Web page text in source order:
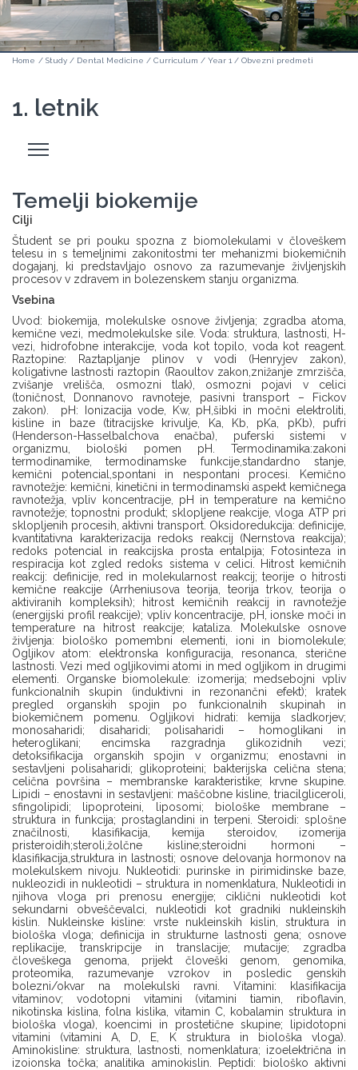
Home / Study / Dental Medicine / Curriculum / Year 1 / Obvezni predmeti
1. letnik
Odpri
stranski
Temelji biokemije
Cilji
Študent se pri pouku spozna z biomolekulami v človeškem
telesu in s temeljnimi zakonitostmi ter mehanizmi biokemičnih
dogajanj, ki predstavljajo osnovo za razumevanje življenjskih
procesov v zdravem in bolezenskem stanju organizma.
Vsebina
Uvod: biokemija, molekulske osnove življenja; zgradba atoma,
kemične vezi, medmolekulske sile. Voda: struktura, lastnosti, H-
vezi, hidrofobne interakcije, voda kot topilo, voda kot reagent.
Raztopine: Raztapljanje plinov v vodi (Henryjev zakon),
koligativne lastnosti raztopin (Raoultov zakon,znižanje zmrzišča,
zvišanje vrelišča, osmozni tlak), osmozni pojavi v celici
(toničnost, Donnanovo ravnoteje, pasivni transport – Fickov
zakon). pH: Ionizacija vode, Kw, pH,šibki in močni elektroliti,
kisline in baze (titracijske krivulje, Ka, Kb, pKa, pKb), pufri
(Henderson-Hasselbalchova enačba), puferski sistemi v
organizmu, biološki pomen pH. Termodinamika:zakoni
termodinamike, termodinamske funkcije,standardno stanje,
kemični potencial,spontani in nespontani procesi. Kemično
ravnotežje: kemični, kinetični in termodinamski aspekt kemičnega
ravnotežja, vpliv koncentracije, pH in temperature na kemično
ravnotežje; topnostni produkt; sklopljene reakcije, vloga ATP pri
sklopljenih procesih, aktivni transport. Oksidoredukcija: definicije,
kvantitativna karakterizacija redoks reakcij (Nernstova reakcija);
redoks potencial in reakcijska prosta entalpija; Fotosinteza in
respiracija kot zgled redoks sistema v celici. Hitrost kemičnih
reakcij: definicije, red in molekularnost reakcij; teorije o hitrosti
kemične reakcije (Arrheniusova teorija, teorija trkov, teorija o
aktiviranih kompleksih); hitrost kemičnih reakcij in ravnotežje
(energijski profil reakcije); vpliv koncentracije, pH, ionske moči in
temperature na hitrost reakcije; kataliza. Molekulske osnove
življenja: biološko pomembni elementi, ioni in biomolekule;
Ogljikov atom: elektronska konfiguracija, resonanca, sterične
lastnosti. Vezi med ogljikovimi atomi in med ogljikom in drugimi
elementi. Organske biomolekule: izomerija; medsebojni vpliv
funkcionalnih skupin (induktivni in rezonančni efekt); kratek
pregled organskih spojin po funkcionalnih skupinah in
biokemičnem pomenu. Ogljikovi hidrati: kemija sladkorjev;
monosaharidi; disaharidi; polisaharidi – homoglikani in
heteroglikani; encimska razgradnja glikozidnih vezi;
detoksifikacija organskih spojin v organizmu; enostavni in
sestavljeni polisaharidi; glikoproteini; bakterijska celična stena;
celična površina – membranske karakteristike; krvne skupine.
Lipidi – enostavni in sestavljeni: maščobne kisline, triacilgliceroli,
sfingolipidi; lipoproteini, liposomi; biološke membrane –
struktura in funkcija; prostaglandini in terpeni. Steroidi: splošne
značilnosti, klasifikacija, kemija steroidov, izomerija
pristeroidih;steroli,žolčne kisline;steroidni hormoni –
klasifikacija,struktura in lastnosti; osnove delovanja hormonov na
molekulskem nivoju. Nukleotidi: purinske in pirimidinske baze,
nukleozidi in nukleotidi – struktura in nomenklatura, Nukleotidi in
njihova vloga pri prenosu energije; ciklični nukleotidi kot
sekundarni obveščevalci, nukleotidi kot gradniki nukleinskih
kislin. Nukleinske kisline: vrste nukleinskih kislin, struktura in
biološka vloga; definicija in strukturne lastnosti gena; osnove
replikacije, transkripcije in translacije; mutacije; zgradba
človeškega genoma, prijekt človeški genom, genomika,
proteomika, razumevanje vzrokov in posledic genskih
bolezni/okvar na molekulski ravni. Vitamini: klasifikacija
vitaminov; vodotopni vitamini (vitamini tiamin, riboflavin,
nikotinska kislina, folna kislika, vitamin C, kobalamin struktura in
biološka vloga), koencimi in prostetične skupine; lipidotopni
vitamini (vitamini A, D, E, K struktura in biološka vloga).
Aminokisline: struktura, lastnosti, nomenklatura; izoelektrična in
izoionska točka; analitika aminokislin. Peptidi: biološko aktivni